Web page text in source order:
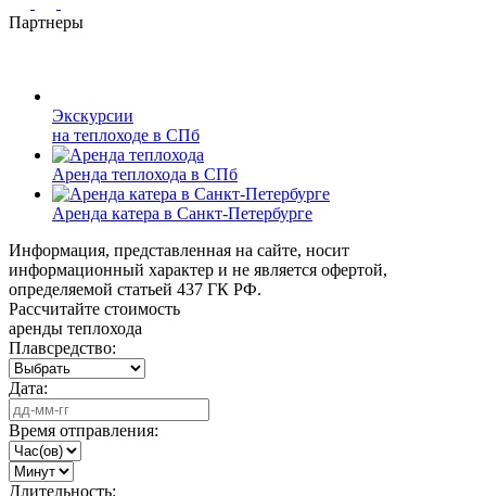
Партнеры
Экскурсии
на теплоходе в СПб
Аренда теплохода в СПб
Аренда катера в Санкт-Петербурге
Информация, представленная на сайте, носит
информационный характер и не является офертой,
определяемой статьей 437 ГК РФ.
Рассчитайте стоимость
аренды теплохода
Плавсредство:
Дата:
Время отправления:
Длительность: